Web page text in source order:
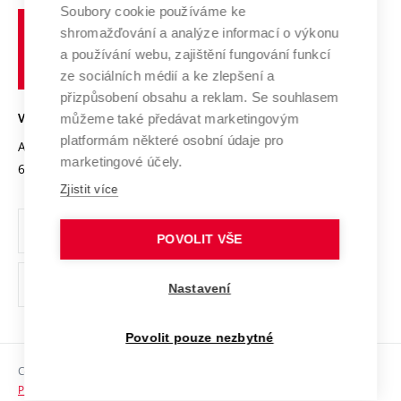
Výzkumné infrastruktury
Transfer znalostí
Open Science
Projekty
Projekty ze strukturálních fondů
Specifický výzkum
Spolupráce se školami
Služby univerzity
Mezinárodní dohody
Univerzitní sítě
Udržitelná univerzita
Podnikavá univerzita / ContriBUTe
Bezpečná univerzita
Vyznamenání
Organizační struktura
Ochrana osobních údajů
odkaz)
Sociální bezpečí
učení
technické
VYSOKÉ UČENÍ TECHNICKÉ V BRNĚ
Antonínská 548/1
602 00 Brno
www.vut.cz
vut@vutbr.cz
Copyright © 2026 VUT
Prohlášení o přístupnosti
Soubory cookie používáme ke
shromažďování a analýze informací o výkonu
a používání webu, zajištění fungování funkcí
ze sociálních médií a ke zlepšení a
přizpůsobení obsahu a reklam. Se souhlasem
můžeme také předávat marketingovým
platformám některé osobní údaje pro
marketingové účely.
Zjistit více
POVOLIT VŠE
Nastavení
Povolit pouze nezbytné